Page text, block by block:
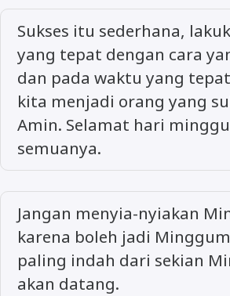
Sukses itu sederhana,
yang tepat dengan cara
dan pada waktu yang
kita menjadi orang yang
Amin. Selamat hari minggu
semuanya.
Jangan menyia-nyiakan
karena boleh jadi
paling indah dari sekian
akan datang.